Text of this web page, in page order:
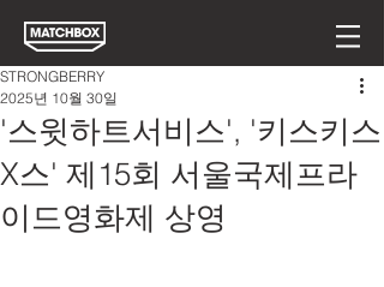
'스윗하트서비스', '키스키스
X스' 제15회 서울국제프라
이드영화제 상영
STRONGBERRY
2025년 10월 30일